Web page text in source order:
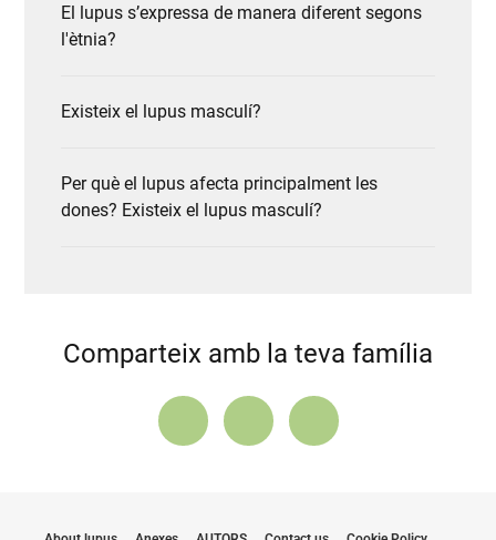
El lupus s’expressa de manera diferent segons
l'ètnia?
Existeix el lupus masculí?
Per què el lupus afecta principalment les
dones? Existeix el lupus masculí?
Comparteix amb la teva família